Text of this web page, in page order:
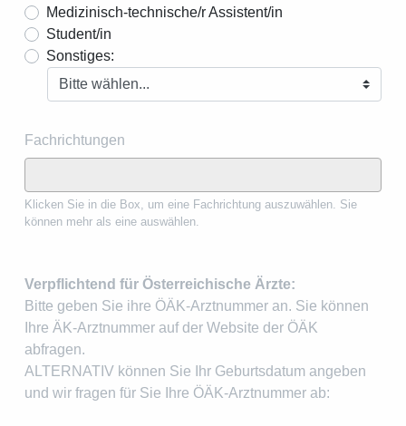
Medizinisch-technische/r Assistent/in
Student/in
Sonstiges:
Fachrichtungen
Klicken Sie in die Box, um eine Fachrichtung auszuwählen. Sie
können mehr als eine auswählen.
Verpflichtend für Österreichische Ärzte:
Bitte geben Sie ihre ÖÄK-Arztnummer an. Sie können
Ihre ÄK-Arztnummer auf der Website der ÖÄK
abfragen.
ALTERNATIV können Sie Ihr Geburtsdatum angeben
und wir fragen für Sie Ihre ÖÄK-Arztnummer ab: